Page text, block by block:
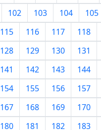
102 103 104 105
115 116 117 118
128 129 130 131
141 142 143 144
154 155 156 157
167 168 169 170
180 181 182 183